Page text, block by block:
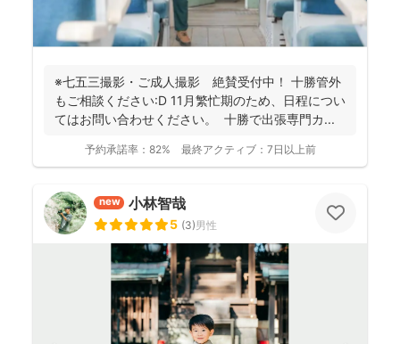
※七五三撮影・ご成人撮影 絶賛受付中！ 十勝管外
もご相談ください:D 11月繁忙期のため、日程につい
てはお問い合わせください。 十勝で出張専門カ...
予約承諾率： 82% 最終アクティブ： 7日以上前
new 小林智哉
5 (3)男性